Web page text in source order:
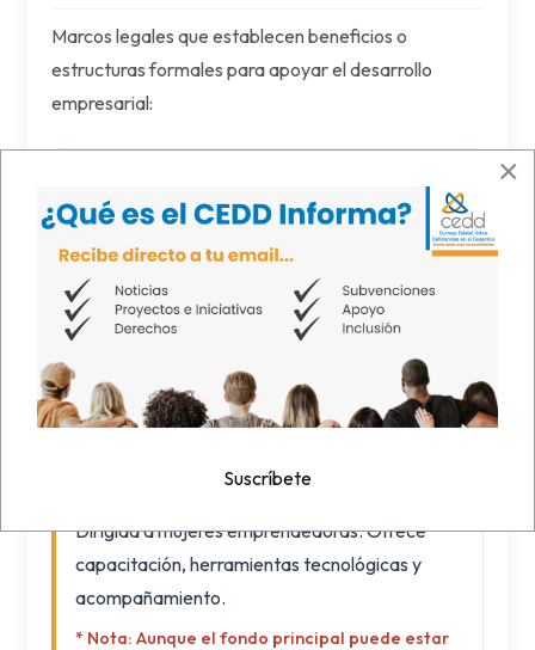
Marcos legales que establecen beneficios o
estructuras formales para apoyar el desarrollo
empresarial:
Jóvenes Empresarios
Otorga exención contributiva por 3 años a
jóvenes de 16 a 35 años que inicien su primer
negocio.
🔗 Info en Hacienda
Empresarial para la Mujer
Dirigida a mujeres emprendedoras. Ofrece
capacitación, herramientas tecnológicas y
acompañamiento.
* Nota: Aunque el fondo principal puede estar
×
Suscríbete